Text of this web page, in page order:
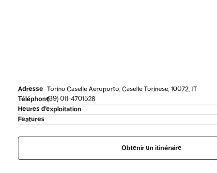
Adresse Torino Caselle Aeroporto, Caselle Torinese, 10072, IT
Téléphone(39) 011-4701528
Heures d’exploitation
Features
Obtenir un itinéraire